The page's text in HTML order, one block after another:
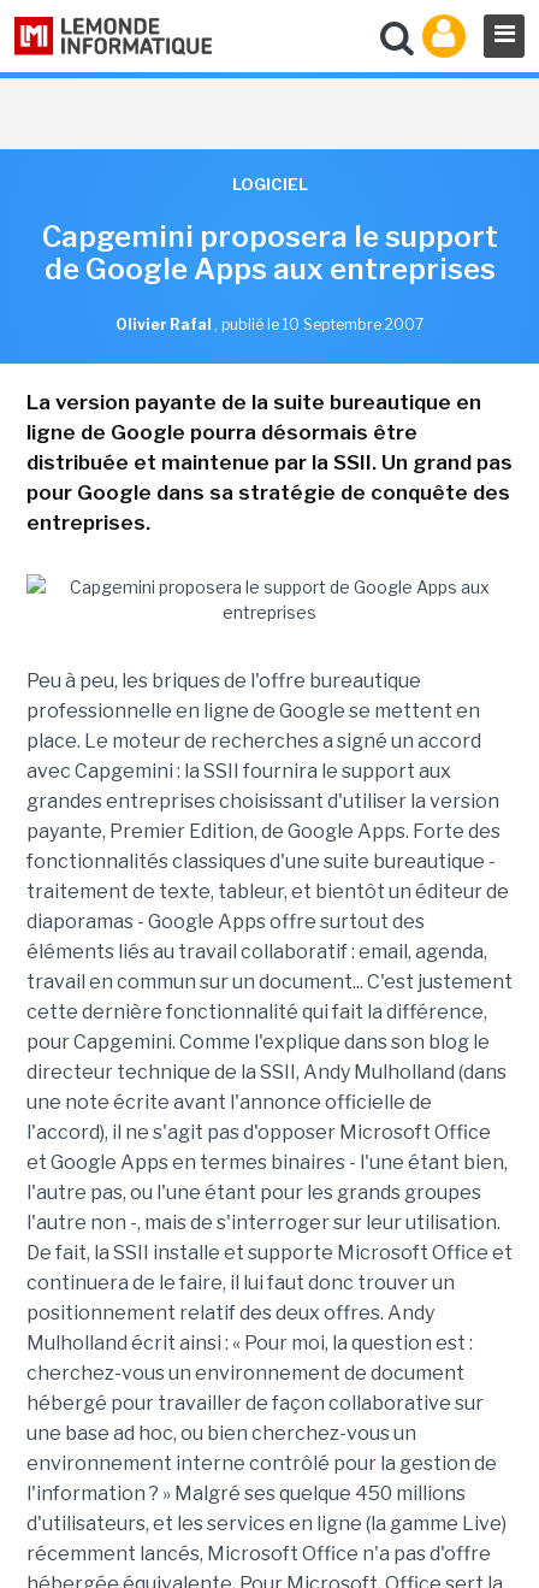
LOGICIEL
Capgemini proposera le support
de Google Apps aux entreprises
Olivier Rafal , publié le 10 Septembre 2007
La version payante de la suite bureautique en
ligne de Google pourra désormais être
distribuée et maintenue par la SSII. Un grand pas
pour Google dans sa stratégie de conquête des
entreprises.
Peu à peu, les briques de l'offre bureautique
professionnelle en ligne de Google se mettent en
place. Le moteur de recherches a signé un accord
avec Capgemini : la SSII fournira le support aux
grandes entreprises choisissant d'utiliser la version
payante, Premier Edition, de Google Apps. Forte des
fonctionnalités classiques d'une suite bureautique -
traitement de texte, tableur, et bientôt un éditeur de
diaporamas - Google Apps offre surtout des
éléments liés au travail collaboratif : email, agenda,
travail en commun sur un document... C'est justement
cette dernière fonctionnalité qui fait la différence,
pour Capgemini. Comme l'explique dans son blog le
directeur technique de la SSII, Andy Mulholland (dans
une note écrite avant l'annonce officielle de
l'accord), il ne s'agit pas d'opposer Microsoft Office
et Google Apps en termes binaires - l'une étant bien,
l'autre pas, ou l'une étant pour les grands groupes
l'autre non -, mais de s'interroger sur leur utilisation.
De fait, la SSII installe et supporte Microsoft Office et
continuera de le faire, il lui faut donc trouver un
positionnement relatif des deux offres. Andy
Mulholland écrit ainsi : « Pour moi, la question est :
cherchez-vous un environnement de document
hébergé pour travailler de façon collaborative sur
une base ad hoc, ou bien cherchez-vous un
environnement interne contrôlé pour la gestion de
l'information ? » Malgré ses quelque 450 millions
d'utilisateurs, et les services en ligne (la gamme Live)
récemment lancés, Microsoft Office n'a pas d'offre